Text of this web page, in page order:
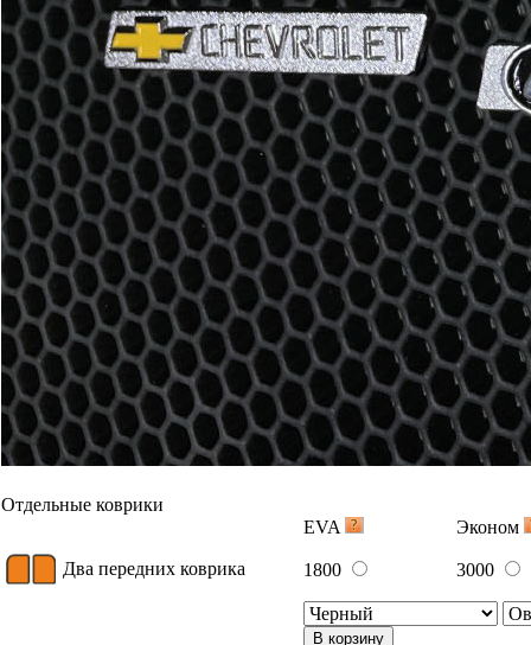
Отдельные коврики
EVA
Эконом
Два передних коврика 1800 3000
В корзину